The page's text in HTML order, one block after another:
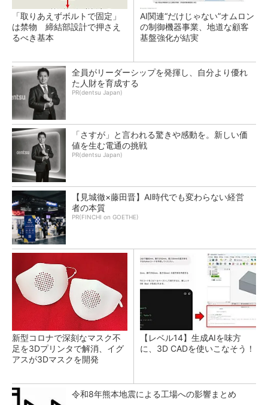
「取りあえずボルトで固定」
は禁物 締結部設計で押さえ
るべき基本
AI関連“だけじゃない”オムロン
の制御機器事業、地道な顧客
基盤強化が結実
全員がリーダーシップを発揮し、自分より優れ
た人財を育成する
PR(dentsu Japan)
「さすが」と言われる驚きや感動を。新しい価
値を生む電通の挑戦
PR(dentsu Japan)
【見城徹×藤田晋】AI時代でも変わらない経営
者の本質
PR(FINCHI on GOETHE)
新型コロナで深刻なマスク不
足を3Dプリンタで解消、イグ
アスが3Dマスクを開発
【レベル14】生成AIを味方
に、3D CADを使いこなそう！
令和8年熊本地震による工場への影響まとめ